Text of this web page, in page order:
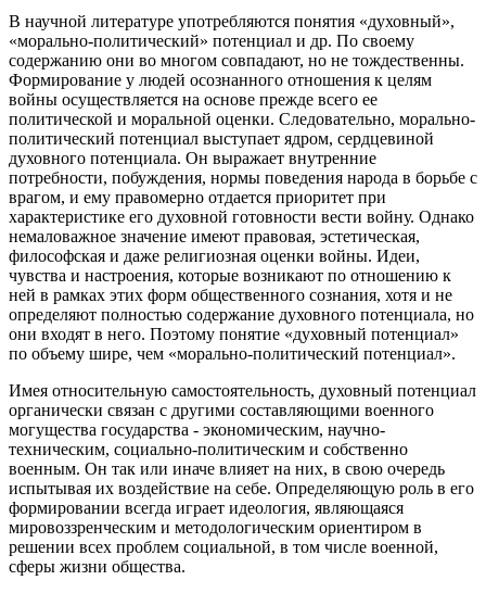
В научной литературе употребляются понятия «духовный»,
«морально-политический» потенциал и др. По своему
содержанию они во многом совпадают, но не тождественны.
Формирование у людей осознанного отношения к целям
войны осуществляется на основе прежде всего ее
политической и моральной оценки. Следовательно, морально-
политический потенциал выступает ядром, сердцевиной
духовного потенциала. Он выражает внутренние
потребности, побуждения, нормы поведения народа в борьбе с
врагом, и ему правомерно отдается приоритет при
характеристике его духовной готовности вести войну. Однако
немаловажное значение имеют правовая, эстетическая,
философская и даже религиозная оценки войны. Идеи,
чувства и настроения, которые возникают по отношению к
ней в рамках этих форм общественного сознания, хотя и не
определяют полностью содержание духовного потенциала, но
они входят в него. Поэтому понятие «духовный потенциал»
по объему шире, чем «морально-политический потенциал».
Имея относительную самостоятельность, духовный потенциал
органически связан с другими составляющими военного
могущества государства - экономическим, научно-
техническим, социально-политическим и собственно
военным. Он так или иначе влияет на них, в свою очередь
испытывая их воздействие на себе. Определяющую роль в его
формировании всегда играет идеология, являющаяся
мировоззренческим и методологическим ориентиром в
решении всех проблем социальной, в том числе военной,
сферы жизни общества.